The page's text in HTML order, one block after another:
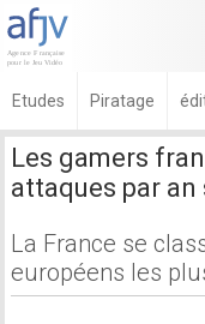
Etudes Piratage
Les gamers
attaques par an
La France se
européens les